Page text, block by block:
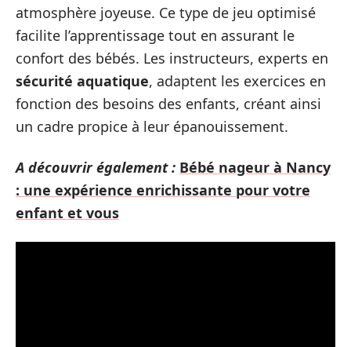
atmosphère joyeuse. Ce type de jeu optimisé
facilite l’apprentissage tout en assurant le
confort des bébés. Les instructeurs, experts en
sécurité aquatique, adaptent les exercices en
fonction des besoins des enfants, créant ainsi
un cadre propice à leur épanouissement.
A découvrir également : Bébé nageur à Nancy
: une expérience enrichissante pour votre
enfant et vous